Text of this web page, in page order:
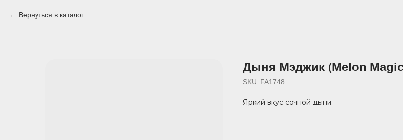
Вернуться в каталог
Дыня Мэджик (Melon
SKU: FA1748
Яркий вкус сочной дыни.